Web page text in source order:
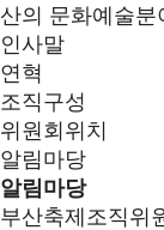
산의 문화예술분
인사말
연혁
조직구성
위원회위치
알림마당
알림마당
부산축제조직위